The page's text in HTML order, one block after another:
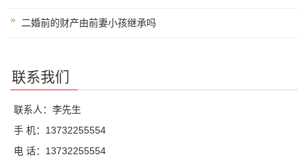
二婚前的财产由前妻小孩继承吗
联系我们
联系人：李先生
手 机：13732255554
电 话：13732255554